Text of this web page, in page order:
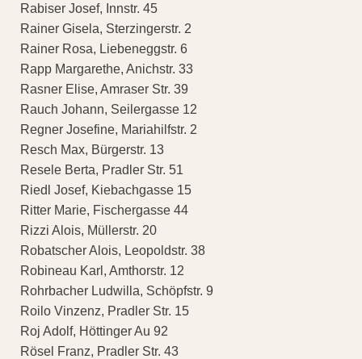
Rabiser Josef, Innstr. 45
Rainer Gisela, Sterzingerstr. 2
Rainer Rosa, Liebeneggstr. 6
Rapp Margarethe, Anichstr. 33
Rasner Elise, Amraser Str. 39
Rauch Johann, Seilergasse 12
Regner Josefine, Mariahilfstr. 2
Resch Max, Bürgerstr. 13
Resele Berta, Pradler Str. 51
Riedl Josef, Kiebachgasse 15
Ritter Marie, Fischergasse 44
Rizzi Alois, Müllerstr. 20
Robatscher Alois, Leopoldstr. 38
Robineau Karl, Amthorstr. 12
Rohrbacher Ludwilla, Schöpfstr. 9
Roilo Vinzenz, Pradler Str. 15
Roj Adolf, Höttinger Au 92
Rösel Franz, Pradler Str. 43